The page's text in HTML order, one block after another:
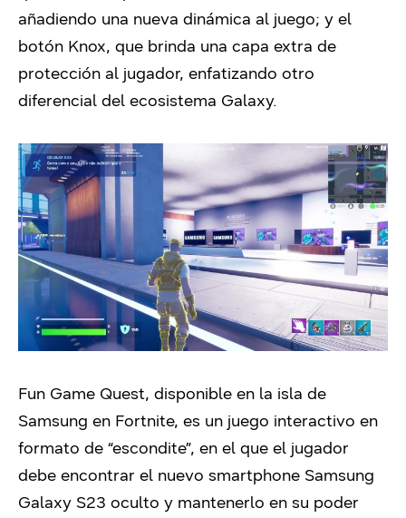
añadiendo una nueva dinámica al juego; y el
botón Knox, que brinda una capa extra de
protección al jugador, enfatizando otro
diferencial del ecosistema Galaxy.
Fun Game Quest, disponible en la isla de
Samsung en Fortnite, es un juego interactivo en
formato de “escondite”, en el que el jugador
debe encontrar el nuevo smartphone Samsung
Galaxy S23 oculto y mantenerlo en su poder